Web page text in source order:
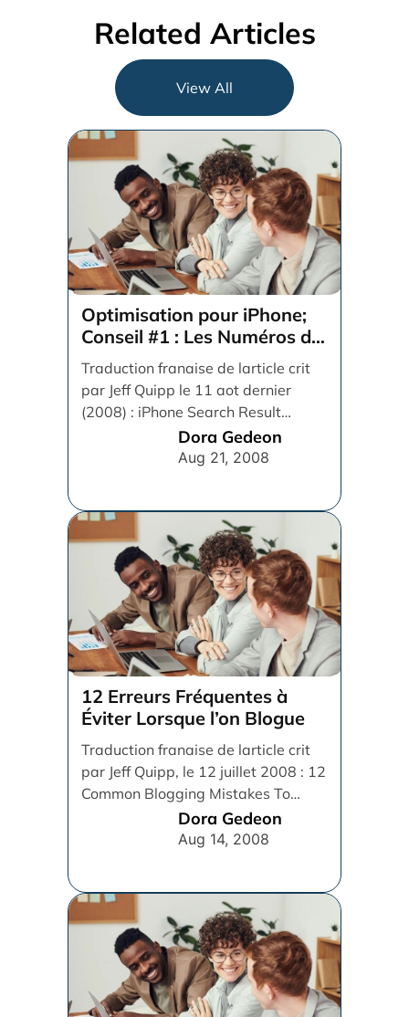
Related Articles
View All
Optimisation pour iPhone;
Conseil #1 : Les Numéros de
Téléphone en Méta Tags
Traduction franaise de larticle crit
par Jeff Quipp le 11 aot dernier
(2008) : iPhone Search Result
Optimization Tip #1: [...]
Dora Gedeon
Aug 21, 2008
12 Erreurs Fréquentes à
Éviter Lorsque l’on Blogue
Traduction franaise de larticle crit
par Jeff Quipp, le 12 juillet 2008 : 12
Common Blogging Mistakes To
Dora Gedeon
Aug 14, 2008